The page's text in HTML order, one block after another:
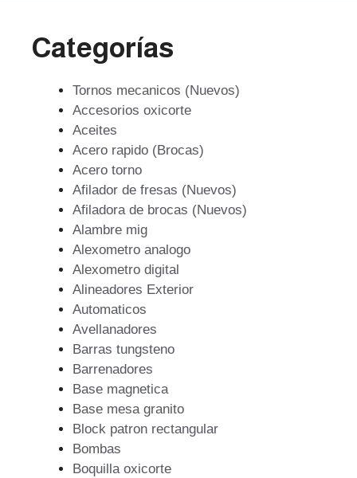
Categorías
Tornos mecanicos (Nuevos)
Accesorios oxicorte
Aceites
Acero rapido (Brocas)
Acero torno
Afilador de fresas (Nuevos)
Afiladora de brocas (Nuevos)
Alambre mig
Alexometro analogo
Alexometro digital
Alineadores Exterior
Automaticos
Avellanadores
Barras tungsteno
Barrenadores
Base magnetica
Base mesa granito
Block patron rectangular
Bombas
Boquilla oxicorte